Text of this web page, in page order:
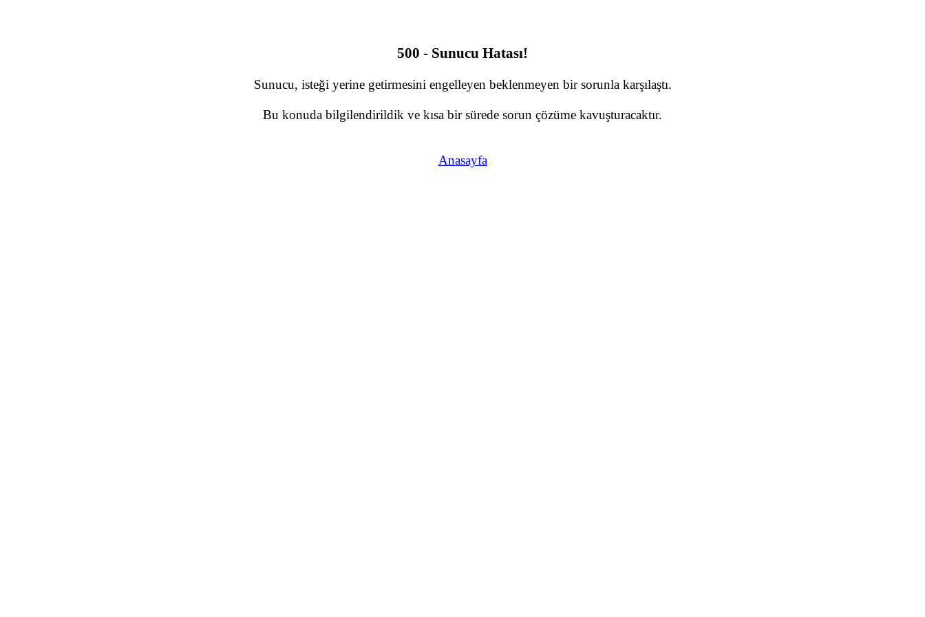
500 - Sunucu Hatası!
Sunucu, isteği yerine getirmesini engelleyen beklenmeyen bir sorunla karşılaştı.
Bu konuda bilgilendirildik ve kısa bir sürede sorun çözüme kavuşturacaktır.
Anasayfa